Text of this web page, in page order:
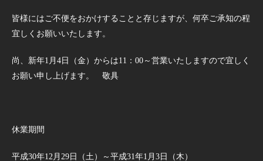
皆様にはご不便をおかけすることと存じますが、何卒ご承知の程
宜しくお願いいたします。
尚、新年1月4日（金）からは11：00～営業いたしますので宜しく
お願い申し上げます。 敬具
休業期間
平成30年12月29日（土）～平成31年1月3日（木）